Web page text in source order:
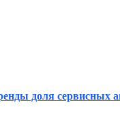
доля сервисных